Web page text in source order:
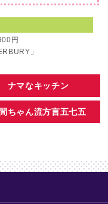
円
」
ナマなキッチン
ちゃん流方言五七五